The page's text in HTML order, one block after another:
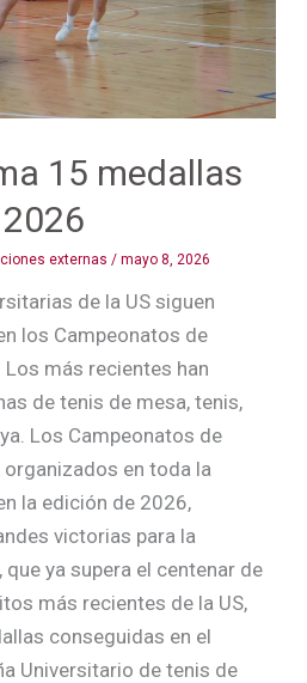
15 medallas
externas /mayo 8, 2026
de la US siguen
los Campeonatos de
más recientes han
de tenis de mesa, tenis,
Los Campeonatos de
organizados en toda la
la edición de 2026,
victorias para la
que ya supera el centenar de
más recientes de la US,
conseguidas en el
Universitario de tenis de